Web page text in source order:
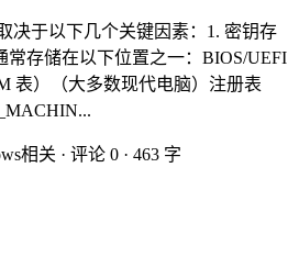
决于以下几个关键因素：​​1. 密钥存
常存储在以下位置之一：​​BIOS/UEFI
表）​​（大多数现代电脑）​​注册表​​
相关 · 评论 0 · 463 字